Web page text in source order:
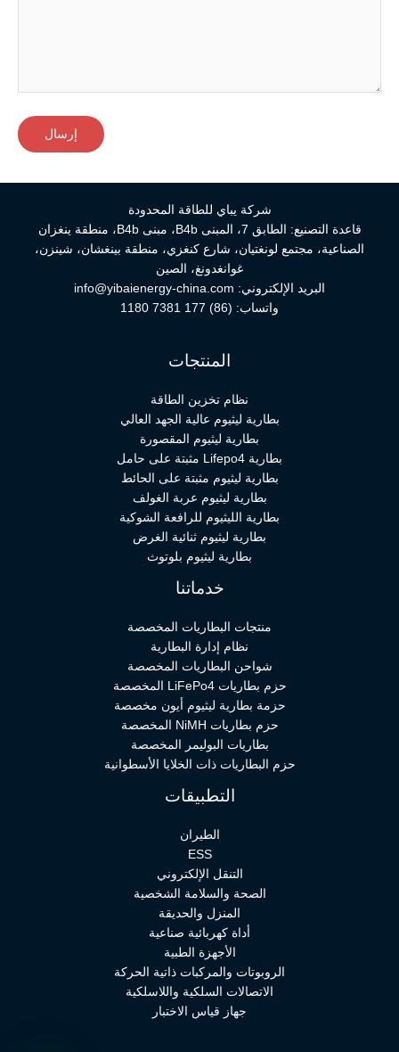
شركة يباي للطاقة المحدودة
قاعدة التصنيع: الطابق 7، المبنى B4b، مبنى B4b، منطقة ينغزان
الصناعية، مجتمع لونغتيان، شارع كنغزي، منطقة بينغشان، شينزن،
غوانغدونغ، الصين
البريد الإلكتروني: info@yibaienergy-china.com
واتساب: (86) 177 7381 1180
المنتجات
نظام تخزين الطاقة
بطارية ليثيوم عالية الجهد العالي
بطارية ليثيوم المقصورة
بطارية Lifepo4 مثبتة على حامل
بطارية ليثيوم مثبتة على الحائط
بطارية ليثيوم عربة الغولف
بطارية الليثيوم للرافعة الشوكية
بطارية ليثيوم ثنائية الغرض
بطارية ليثيوم بلوتوث
خدماتنا
منتجات البطاريات المخصصة
نظام إدارة البطارية
شواحن البطاريات المخصصة
حزم بطاريات LiFePo4 المخصصة
حزمة بطارية ليثيوم أيون مخصصة
حزم بطاريات NiMH المخصصة
بطاريات البوليمر المخصصة
حزم البطاريات ذات الخلايا الأسطوانية
التطبيقات
الطيران
ESS
التنقل الإلكتروني
الصحة والسلامة الشخصية
المنزل والحديقة
أداة كهربائية صناعية
الأجهزة الطبية
الروبوتات والمركبات ذاتية الحركة
الاتصالات السلكية واللاسلكية
جهاز قياس الاختبار